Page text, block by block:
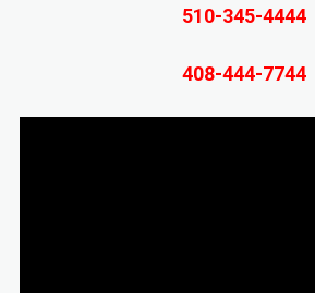
510-345-4444
408-444-7744